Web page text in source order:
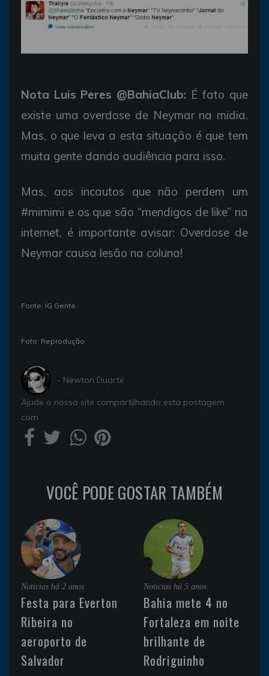
Nota Luis Peres @BahiaClub: É fato que
existe uma overdose de Neymar na midia.
Mas, o que leva a esta situação é que tem
muita gente dando audiência para isso.
Mas, aos incautos que não perdem um
#mimimi e os que são “mendigos de like” na
internet, é importante avisar: Overdose de
Neymar causa lesão na coluna!
Fonte: IG Gente
Foto: Reprodução
- Newton Duarte
Ajude o nosso site compartilhando esta postagem
com
VOCÊ PODE GOSTAR TAMBÉM
Noticias há 2 anos
Festa para Everton
Ribeira no
aeroporto de
Salvador
Noticias há 5 anos
Bahia mete 4 no
Fortaleza em noite
brilhante de
Rodriguinho